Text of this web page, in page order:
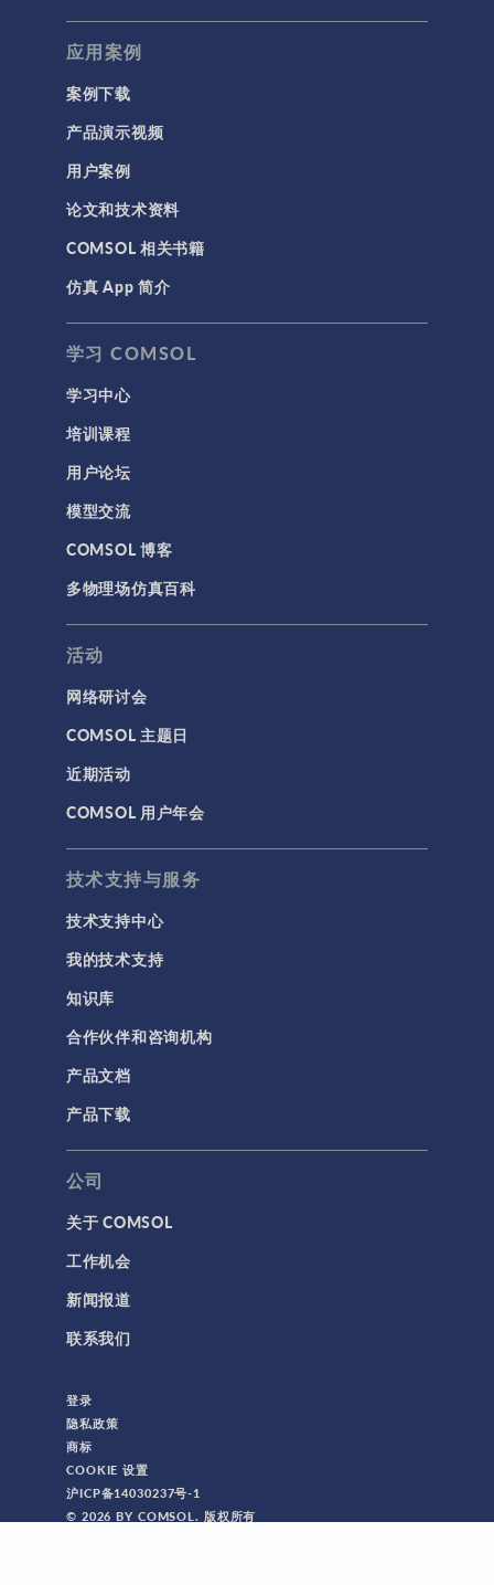
应用案例
案例下载
产品演示视频
用户案例
论文和技术资料
COMSOL 相关书籍
仿真 App 简介
学习 COMSOL
学习中心
培训课程
用户论坛
模型交流
COMSOL 博客
多物理场仿真百科
活动
网络研讨会
COMSOL 主题日
近期活动
COMSOL 用户年会
技术支持与服务
技术支持中心
我的技术支持
知识库
合作伙伴和咨询机构
产品文档
产品下载
公司
关于 COMSOL
工作机会
新闻报道
联系我们
登录
隐私政策
商标
COOKIE 设置
沪ICP备14030237号-1
© 2026 BY COMSOL. 版权所有